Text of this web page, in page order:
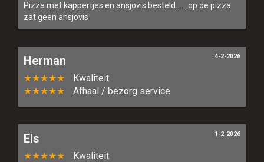
Pizza met kappertjes en ansjovis besteld.......op de pizza
zat geen ansjovis
Herman
★★★★★
Kwaliteit
★★★★★
Afhaal / bezorg service
4-2-2026
Els
★★★★★
Kwaliteit
1-2-2026